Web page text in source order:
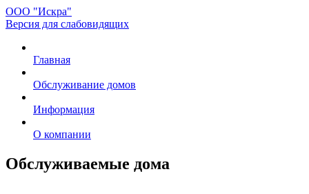
ООО "Искра"
Версия для слабовидящих
Главная
Обслуживание домов
Информация
О компании
Обслуживаемые дома